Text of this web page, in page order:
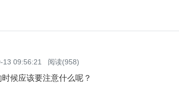
13 09:56:21 阅读(958)
候应该要注意什么呢？